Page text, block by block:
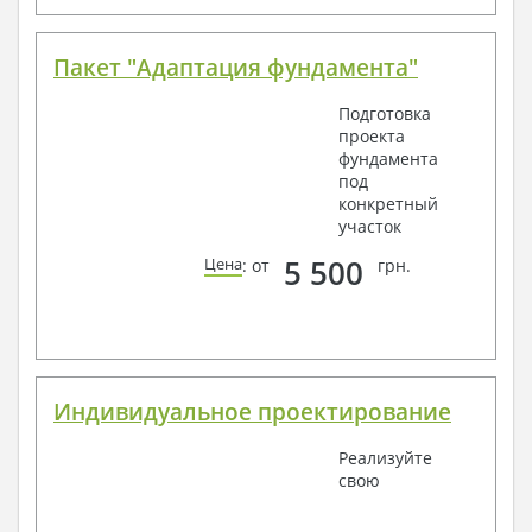
Пакет "Адаптация фундамента"
Подготовка
проекта
фундамента
под
конкретный
участок
Цена: от 5 500 грн.
Индивидуальное проектирование
Реализуйте
свою